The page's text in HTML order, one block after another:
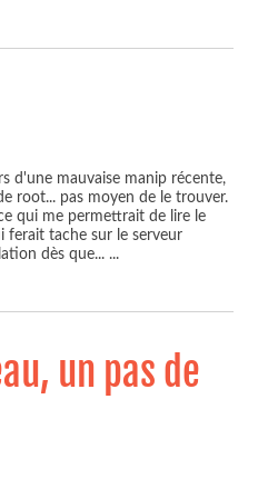
d'une mauvaise manip récente,
root... pas moyen de le trouver.
qui me permettrait de lire le
ferait tache sur le serveur
dès que... ...
un pas de